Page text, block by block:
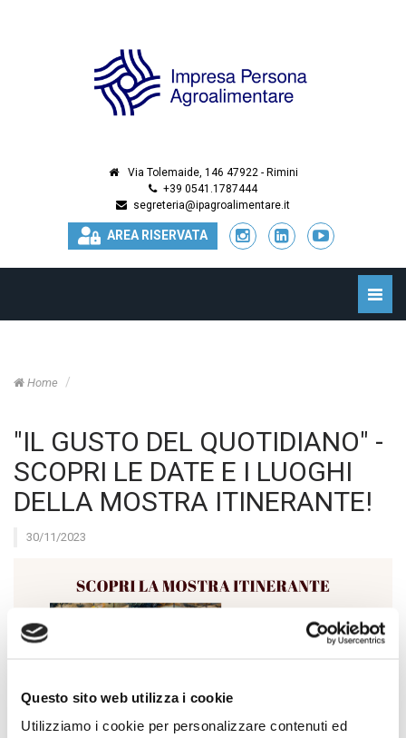
Questo sito web utilizza i cookie
Utilizziamo i cookie per personalizzare contenuti ed
Via Tolemaide, 146 47922 - Rimini
+39 0541.1787444
segreteria@ipagroalimentare.it
AREA RISERVATA
Toggle
Home
"IL GUSTO DEL QUOTIDIANO" -
SCOPRI LE DATE E I LUOGHI
DELLA MOSTRA ITINERANTE!
30/11/2023